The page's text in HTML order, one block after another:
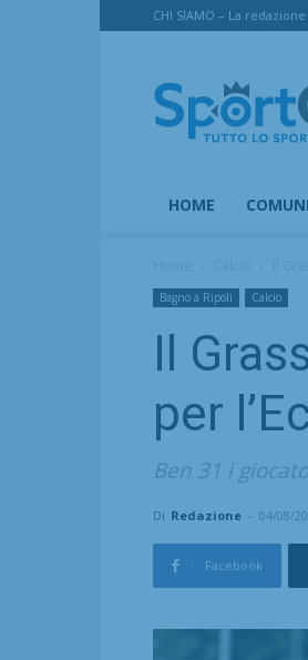
CHI SIAMO – La
HOME COMUNI
Bagno a Ripoli Calcio
Il
per
Ben 31 i
Di Redazione - 04/08/
Facebook